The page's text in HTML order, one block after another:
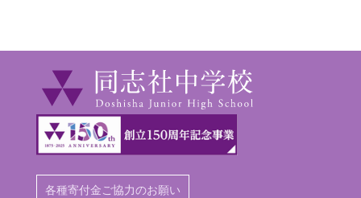
各種寄付金ご協力のお願い